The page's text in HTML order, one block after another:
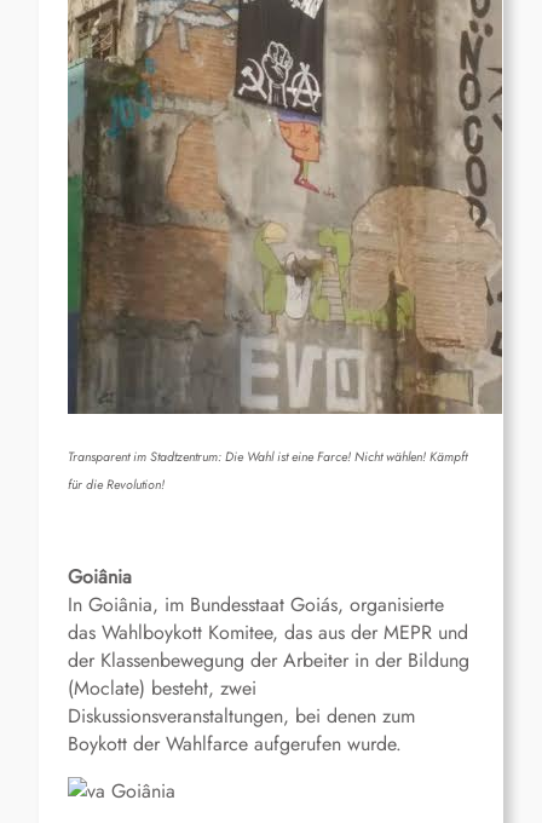
Transparent im Stadtzentrum: Die Wahl ist eine Farce! Nicht wählen! Kämpft
für die Revolution!
Goiânia
In Goiânia, im Bundesstaat Goiás, organisierte
das Wahlboykott Komitee, das aus der MEPR und
der Klassenbewegung der Arbeiter in der Bildung
(Moclate) besteht, zwei
Diskussionsveranstaltungen, bei denen zum
Boykott der Wahlfarce aufgerufen wurde.